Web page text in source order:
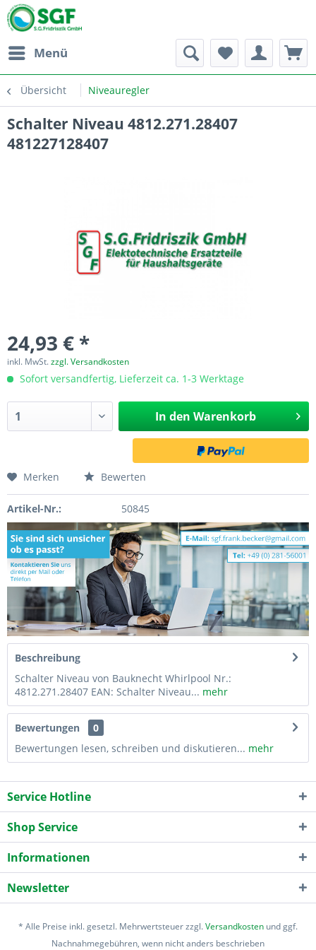
Menü
Übersicht Niveauregler
Schalter Niveau 4812.271.28407
481227128407
24,93 € *
inkl. MwSt.zzgl. Versandkosten
Sofort versandfertig, Lieferzeit ca. 1-3 Werktage
In den Warenkorb
Merken Bewerten
Artikel-Nr.: 50845
Beschreibung
Schalter Niveau von Bauknecht Whirlpool Nr.:
4812.271.28407 EAN: Schalter Niveau... mehr
Bewertungen
0
Bewertungen lesen, schreiben und diskutieren... mehr
Service Hotline
Shop Service
Informationen
Newsletter
* Alle Preise inkl. gesetzl. Mehrwertsteuer zzgl.Versandkosten und ggf.
Nachnahmegebühren, wenn nicht anders beschrieben